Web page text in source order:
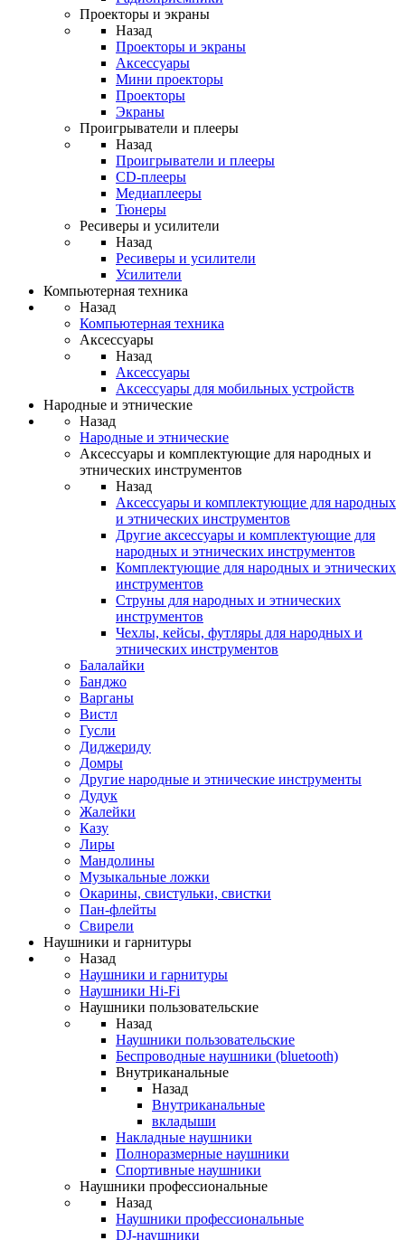
Проекторы и экраны
Назад
Проекторы и экраны
Аксессуары
Мини проекторы
Проекторы
Экраны
Проигрыватели и плееры
Назад
Проигрыватели и плееры
CD-плееры
Медиаплееры
Тюнеры
Ресиверы и усилители
Назад
Ресиверы и усилители
Усилители
Компьютерная техника
Назад
Компьютерная техника
Аксессуары
Назад
Аксессуары
Аксессуары для мобильных устройств
Народные и этнические
Назад
Народные и этнические
Аксессуары и комплектующие для народных и
этнических инструментов
Назад
Аксессуары и комплектующие для народных
и этнических инструментов
Другие аксессуары и комплектующие для
народных и этнических инструментов
Комплектующие для народных и этнических
инструментов
Струны для народных и этнических
инструментов
Чехлы, кейсы, футляры для народных и
этнических инструментов
Балалайки
Банджо
Варганы
Вистл
Гусли
Диджериду
Домры
Другие народные и этнические инструменты
Дудук
Жалейки
Казу
Лиры
Мандолины
Музыкальные ложки
Окарины, свистульки, свистки
Пан-флейты
Свирели
Наушники и гарнитуры
Назад
Наушники и гарнитуры
Наушники Hi-Fi
Наушники пользовательские
Назад
Наушники пользовательские
Беспроводные наушники (bluetooth)
Внутриканальные
Назад
Внутриканальные
вкладыши
Накладные наушники
Полноразмерные наушники
Спортивные наушники
Наушники профессиональные
Назад
Наушники профессиональные
DJ-наушники